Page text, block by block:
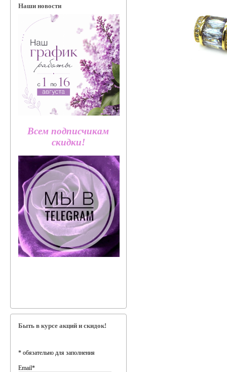
Наши новости
Всем подписчикам
скидки!
Быть в курсе акций и скидок!
* обязательно для заполнения
Email*